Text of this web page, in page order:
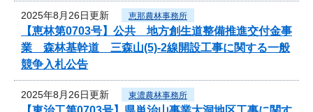
2025年8月26日更新 恵那農林事務所
【恵林第0703号】公共 地方創生道整備推進交付金事
業 森林基幹道 三森山(5)-2線開設工事に関する一般
競争入札公告
2025年8月26日更新 東濃農林事務所